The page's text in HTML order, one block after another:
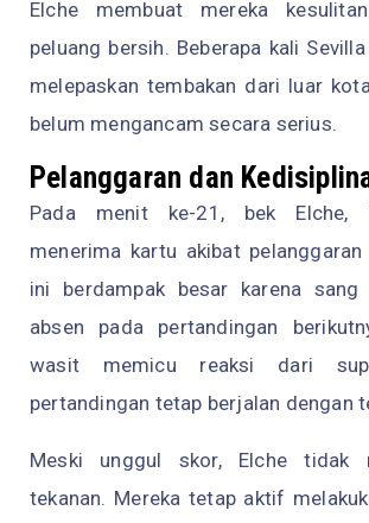
Elche membuat mereka
peluang bersih. Beberapa kali
melepaskan tembakan dari luar
belum mengancam secara serius.
Pelanggaran dan
Pada menit ke-21, bek Elche,
menerima kartu akibat
ini berdampak besar karena sang
absen pada pertandingan
wasit memicu reaksi dari
pertandingan tetap berjalan dengan
Meski unggul skor, Elche tidak
tekanan. Mereka tetap aktif